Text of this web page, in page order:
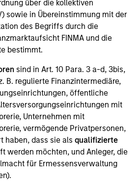
über die kollektiven
sowie in Übereinstimmung mit der
des Begriffs durch die
FINMA und die
bestimmt.
sind in Art. 10 Para. 3 a-d, 3bis,
B. regulierte Finanzintermediäre,
öffentliche
mit
Unternehmen mit
vermögende Privatpersonen,
haben, dass sie alsqualifizierte
werden möchten, und Anleger, die
für Ermessensverwaltung
and chief operating officer of
of the Morgan Stanley
Operating Committee and
Committee. He is
technology and